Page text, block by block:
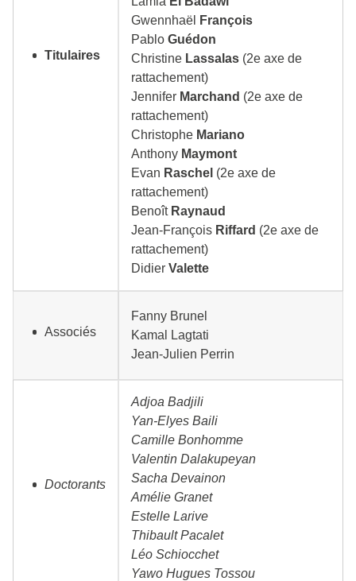
Titulaires
Gwennhaël
François
Pablo Guédon
Christine Lassalas (2e axe de
rattachement)
Jennifer Marchand (2e axe de
rattachement)
Christophe Mariano
Anthony Maymont
Evan Raschel (2e axe de
rattachement)
Benoît Raynaud
Jean-François Riffard (2e axe de
rattachement)
Didier Valette
Associés
Fanny Brunel
Kamal Lagtati
Jean-Julien Perrin
Doctorants
Adjoa Badjili
Yan-Elyes Baili
Camille Bonhomme
Valentin Dalakupeyan
Sacha Devainon
Amélie Granet
Estelle Larive
Thibault Pacalet
Léo Schiocchet
Yawo Hugues Tossou